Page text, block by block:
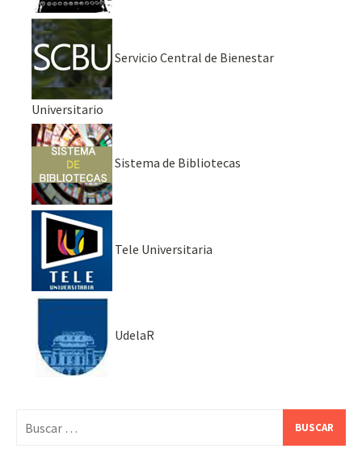
Servicio Central de Bienestar
Universitario
Sistema de Bibliotecas
Tele Universitaria
UdelaR